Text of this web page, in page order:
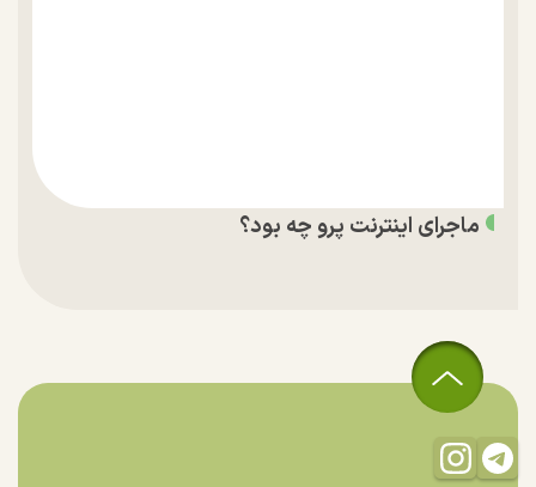
ماجرای اینترنت پرو چه بود؟